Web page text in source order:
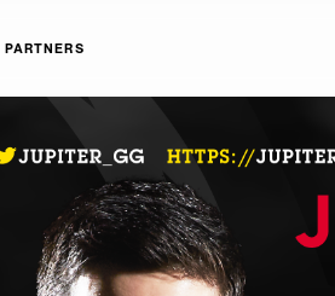
PARTNERS